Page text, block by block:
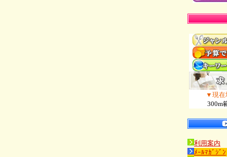
▼現在
300m
利用案内
ﾒｰﾙﾏｶﾞｼﾞﾝ